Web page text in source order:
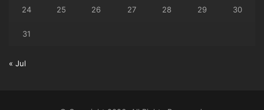
24 25 26 27 28 29 30
31
« Jul